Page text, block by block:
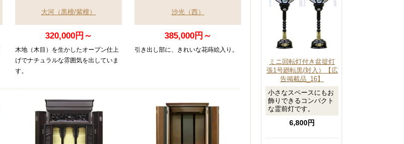
大河（黒檀/紫檀）
320,000円～
木地（木目）を生かしたオープン仕上
げでナチュラルな雰囲気を出していま
す。
沙光（西）
385,000円～
引き出し部に、きれいな花蒔絵入り。
ミニ回転灯付き盆提灯
張1号廻転黒(対入）【広
告掲載品_16】
小さなスペースにもお
飾りできるコンパクト
な霊前灯です。
6,800円